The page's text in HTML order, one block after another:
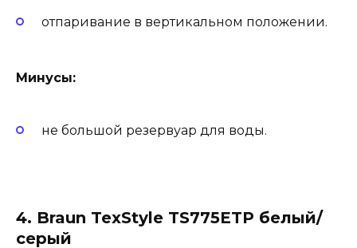
отпаривание в вертикальном положении.
Минусы:
не большой резервуар для воды.
4. Braun TexStyle TS775ETP белый/
серый